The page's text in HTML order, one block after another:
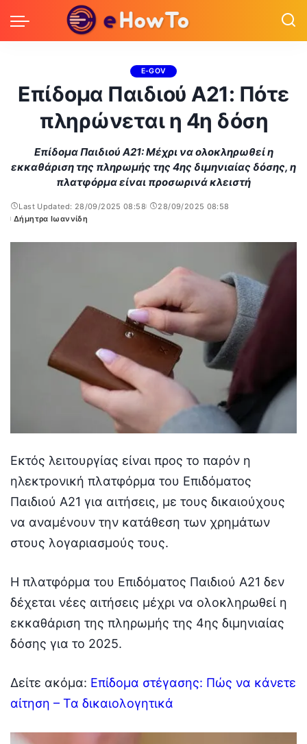
E-GOV
Επίδομα Παιδιού Α21: Πότε
πληρώνεται η 4η δόση
Επίδομα Παιδιού Α21: Mέχρι να ολοκληρωθεί η
εκκαθάριση της πληρωμής της 4ης διμηνιαίας δόσης, η
πλατφόρμα είναι προσωρινά κλειστή
Last Updated: 28/09/2025 08:58
28/09/2025 08:58
Posted
Δήμητρα Ιωαννίδη
Εκτός λειτουργίας είναι προς το παρόν η
ηλεκτρονική πλατφόρμα του Επιδόματος
Παιδιού Α21 για αιτήσεις, με τους δικαιούχους
να αναμένουν την κατάθεση των χρημάτων
στους λογαριασμούς τους.
Η πλατφόρμα του Επιδόματος Παιδιού Α21 δεν
δέχεται νέες αιτήσεις μέχρι να ολοκληρωθεί η
εκκαθάριση της πληρωμής της 4ης διμηνιαίας
δόσης για το 2025.
Δείτε ακόμα: Επίδομα στέγασης: Πώς να κάνετε
αίτηση – Τα δικαιολογητικά